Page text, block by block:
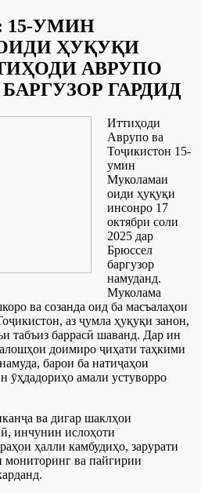
УМИН
ҲУҚУҚИ
АВРУПО
ГАРДИД
Иттиҳоди
Аврупо ва
Тоҷикистон 15-
умин
Муколамаи
оиди ҳуқуқи
инсонро 17
октябри соли
2025 дар
Брюссел
баргузор
намуданд.
Муколама
ва созанда оид ба масъалаҳои
аз ҷумла ҳуқуқи занон,
табъиз баррасӣ шаванд. Дар ин
доимиро ҷиҳати таҳкими
барои ба натиҷаҳои
ӯҳдадориҳо амали устуворро
ва дигар шаклҳои
инчунин ислоҳоти
ҳалли камбудиҳо, зарурати
мониторинг ва пайгирии